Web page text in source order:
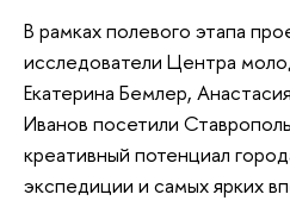
В рамках полевого этапа
исследователи Центра
Екатерина Бемлер,
Иванов посетили
креативный потенциал
экспедиции и самых ярких